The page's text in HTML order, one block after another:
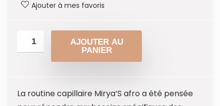
Ajouter à mes favoris
AJOUTER AU
PANIER
La routine capillaire Mirya’S afro a été pensée